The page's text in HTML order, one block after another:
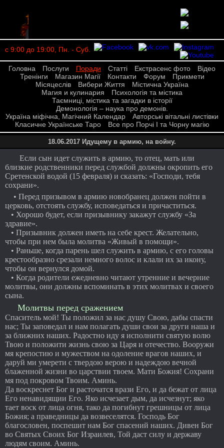
с 9:00 до 19:00, Пн. - Суб.
Головна Послуги Поради Статті Екстрасенс фото
Відео
Тренінги
Магазин Магії Контакти Форум
Прикмети
Місяцеслів
Вибери Життя
Містична Україна
Магия и кулинария
Психологія та містика
Таємниці, містика та загадки в історії
Демонологія – наука про демонів.
Україна міфічна, Магічний Календар
Авторські вітальні листівки
Класичне Українське Таро
Все про Порчі І та Чорну магію
18.06.2017 Идущему в армию, на войну.
Если сын идет служить в армию, то отец, мать или
близкие родственники перед службой должны окропить его
Сретенской водой (15 февраля) и сказать: «Господи, тебя
сохрани».
• Перед призывом в армию новобранец должен пойти в
церковь, отстоять службу, исповедаться и причаститься.
• Хорошо будет, если призывнику закажут службу «За
здравие».
• Призывник должен иметь на себе крест. Желательно,
чтобы при нем была молитва «Живый в помощи».
• Раньше, когда парень шел служить в армию, с его головы
крестообразно срезали немного волос и клали их за икону,
чтобы он вернулся домой.
• Когда родители ежедневно читают утренние и вечерние
молитвы, они должны вспоминать в этих молитвах и своего
сына.
Молитвы перед сражением
Спаситель мой! Ты положил за нас душу Свою, дабы спасти
нас; Ты заповедал и нам полагать души свои за други наша и
за ближних наших. Радостно иду я исполнити святую волю
Твою и положити жизнь свою за Царя и отечество. Вооружи
мя крепостию и мужеством на одоление врагов наших, и
даруй ми умерети с твердою верою и надеждою вечной
блаженной жизни во царствии твоем. Мати Божия! Сохрани
мя под покровом Твоим. Аминь.
Да воскреснет Бог и расточатся врази Его, и да бежат от лица
Его ненавидящии Его. Яко исчезает дым, да исчезнут; яко
тает воск от лица огня, тако да погибнут грешницы от лица
Божия; а праведницы да возвеселятся. Господь Бог
благословен, поспешит нам Бог спасений наших. Дивен Бог
во Святых Своих Бог Израилев, Той даст силу и державу
людям своим. Аминь.